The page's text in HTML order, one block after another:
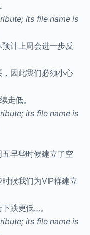
计上周会进一步反
因此我们必须小心
走低。
早些时候建立了空
候我们为VIP群建立
跌更低…。